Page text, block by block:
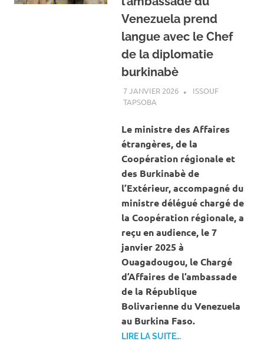
Venezuela prend
langue avec le Chef
de la diplomatie
burkinabè
7 JANVIER 2026
ISSOUF
TAPSOBA
Le ministre des Affaires
étrangères, de la
Coopération régionale et
des Burkinabè de
l’Extérieur, accompagné du
ministre délégué chargé de
la Coopération régionale, a
reçu en audience, le 7
janvier 2025 à
Ouagadougou, le Chargé
d’Affaires de l’ambassade
de la République
Bolivarienne du Venezuela
au Burkina Faso.
LIRE LA SUITE…